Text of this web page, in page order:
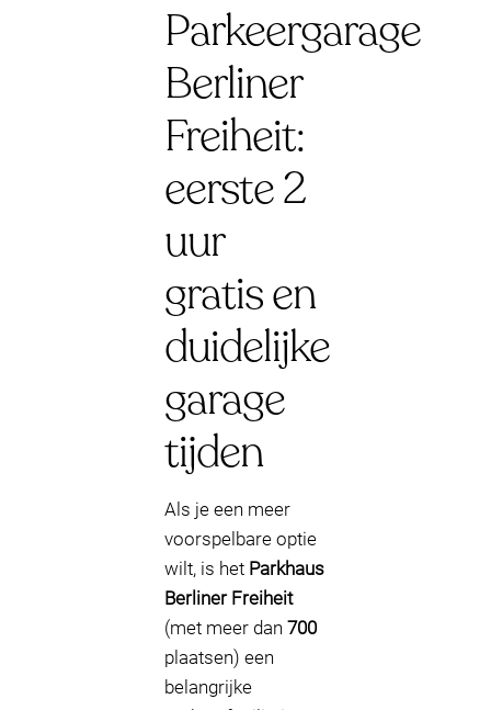
Parkeergarage
Berliner
Freiheit:
eerste 2
uur
gratis en
duidelijke
garage
tijden
Als je een meer
voorspelbare optie
wilt, is het Parkhaus
Berliner Freiheit
(met meer dan 700
plaatsen) een
belangrijke